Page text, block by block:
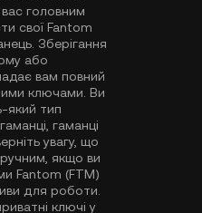
головним
свої Fantom
Зберігання
або
вам повний
ключами. Ви
який тип
гаманці
увагу, що
якщо ви
Fantom (FTM)
для роботи.
ключі у